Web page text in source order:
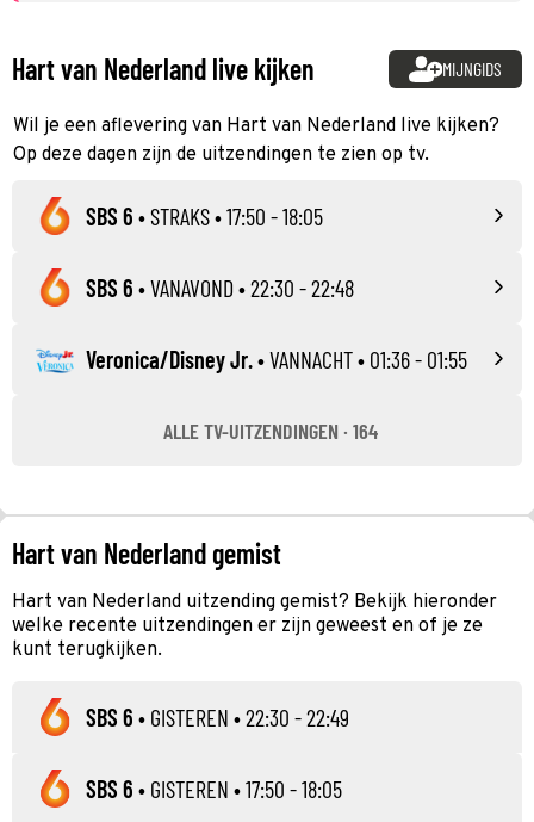
Hart van Nederland live kijken MIJNGIDS
Wil je een aflevering van Hart van Nederland live kijken?
Op deze dagen zijn de uitzendingen te zien op tv.
SBS 6 •STRAKS• 17:50 - 18:05
SBS 6 •VANAVOND • 22:30 - 22:48
Veronica/Disney Jr.•VANNACHT• 01:36 - 01:55
ALLE TV-UITZENDINGEN · 164
Hart van Nederland gemist
Hart van Nederland uitzending gemist? Bekijk hieronder
welke recente uitzendingen er zijn geweest en of je ze
kunt terugkijken.
SBS 6 • GISTEREN • 22:30 - 22:49
SBS 6 • GISTEREN • 17:50 - 18:05